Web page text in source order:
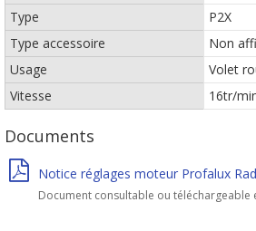
Type
P2X
Type accessoire
Non
Usage
Volet
Vitesse
16tr/
Documents
Notice réglages moteur Profalux
Document consultable ou téléchargeable